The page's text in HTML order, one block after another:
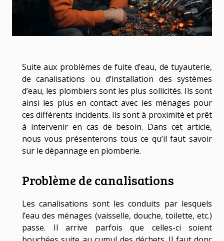
Suite aux problèmes de fuite d’eau, de tuyauterie,
de canalisations ou d’installation des systèmes
d’eau, les plombiers sont les plus sollicités. Ils sont
ainsi les plus en contact avec les ménages pour
ces différents incidents. Ils sont à proximité et prêt
à intervenir en cas de besoin. Dans cet article,
nous vous présenterons tous ce qu’il faut savoir
sur le dépannage en plomberie.
Problème de canalisations
Les canalisations sont les conduits par lesquels
l’eau des ménages (vaisselle, douche, toilette, etc.)
passe. Il arrive parfois que celles-ci soient